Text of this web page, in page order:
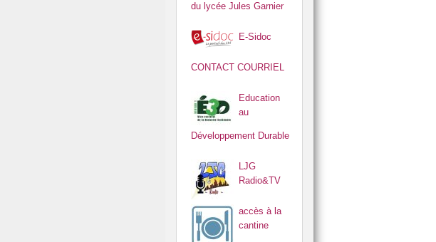
du lycée Jules Garnier
E-Sidoc
CONTACT COURRIEL
Education
au
Développement Durable
LJG
Radio&TV
accès à la
cantine